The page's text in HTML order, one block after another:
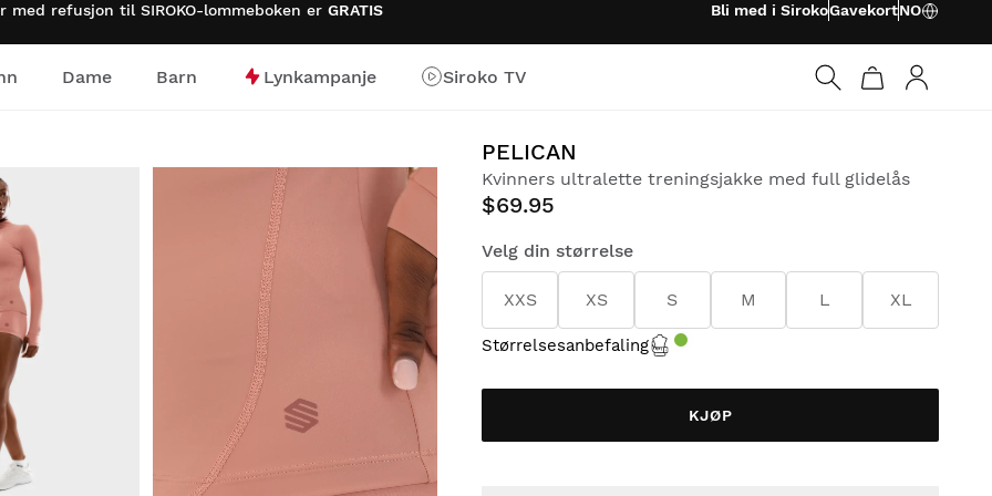
refusjon til SIROKO-lommeboken er GRATIS Bli med i SirokoGavekortNO
Dame Barn Lynkampanje
Siroko TV
PELICAN
Kvinners ultralette treningsjakke med full glidelås
$69.95
Velg din størrelse
XXS XS S M L XL
Størrelsesanbefaling
KJØP